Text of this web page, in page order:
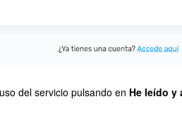
del servicio pulsando en He leído y